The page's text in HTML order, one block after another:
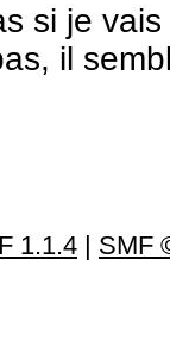
si je
il
1.1.4 | SMF